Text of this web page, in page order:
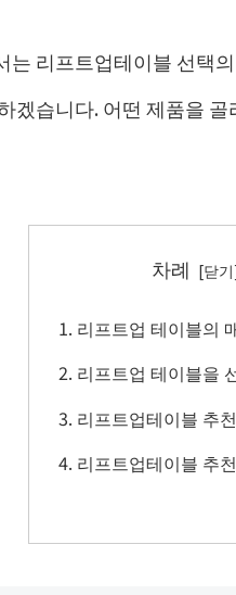
는 리프트업테이블 선택
겠습니다. 어떤 제품을
차례
리프트업 테이블의
리프트업 테이블을
리프트업테이블 추
리프트업테이블 추